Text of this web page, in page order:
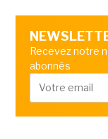
Recevez notre
abonnés